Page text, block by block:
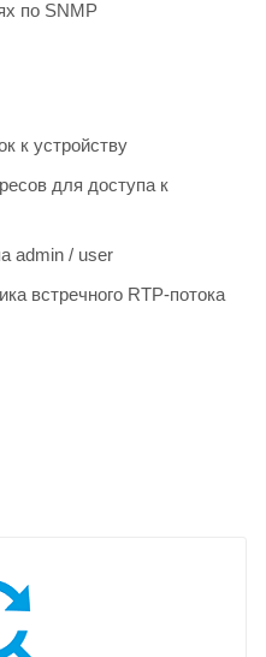
по SNMP
к устройству
для доступа к
admin / user
встречного RTP-потока